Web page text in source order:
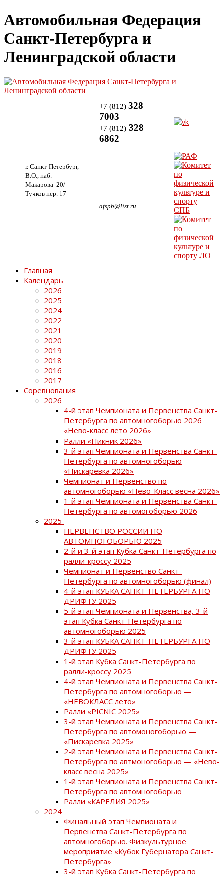
Автомобильная Федерация
Санкт-Петербурга и
Ленинградской области
г. Санкт-Петербург,
В.О., наб.
Макарова 20/
Тучков пер. 17
+7 (812) 328
7003
+7 (812) 328
6862
afspb@list.ru
Главная
Календарь
2026
2025
2024
2022
2021
2020
2019
2018
2016
2017
Соревнования
2026
4-й этап Чемпионата и Первенства Санкт-
Петербурга по автомногоборью 2026
«Нево-класс лето 2026»
Ралли «Пикник 2026»
3-й этап Чемпионата и Первенства Санкт-
Петербурга по автомногоборью
«Пискаревка 2026»
Чемпионат и Первенство по
автомногоборью «Нево-Класс весна 2026»
1-й этап Чемпионата и Первенства Санкт-
Петербурга по автомогоборью 2026
2025
ПЕРВЕНСТВО РОССИИ ПО
АВТОМНОГОБОРЬЮ 2025
2-й и 3-й этап Кубка Санкт-Петербурга по
ралли-кроссу 2025
Чемпионат и Первенство Санкт-
Петербурга по автомногоборью (финал)
4-й этап КУБКА САНКТ-ПЕТЕРБУРГА ПО
ДРИФТУ 2025
5-й этап Чемпионата и Первенства, 3-й
этап Кубка Санкт-Петербурга по
автомногоборью 2025
3-й этап КУБКА САНКТ-ПЕТЕРБУРГА ПО
ДРИФТУ 2025
1-й этап Кубка Санкт-Петербурга по
ралли-кроссу 2025
4-й этап Чемпионата и Первенства Санкт-
Петербурга по автомногоборью —
«НЕВОКЛАСС лето»
Ралли «PICNIC 2025»
3-й этап Чемпионата и Первенства Санкт-
Петербурга по автомоногоборью —
«Пискаревка 2025»
2-й этап Чемпионата и Первенства Санкт-
Петербурга по автмоногоборью — «Нево-
класс весна 2025»
1-й этап Чемпионата и Первенства Санкт-
Петербурга по автомногоборью
Ралли «КАРЕЛИЯ 2025»
2024
Финальный этап Чемпионата и
Первенства Санкт-Петербурга по
автомногоборью. Физкультурное
мероприятие «Кубок Губернатора Санкт-
Петербурга»
3-й этап Кубка Санкт-Петербурга по